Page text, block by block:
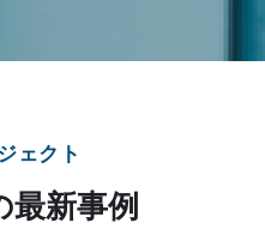
ェクト
最新事例